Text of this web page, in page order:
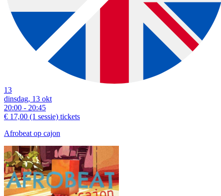
13
dinsdag, 13 okt
20:00 - 20:45
€ 17,00 (1 sessie) tickets
Afrobeat op cajon